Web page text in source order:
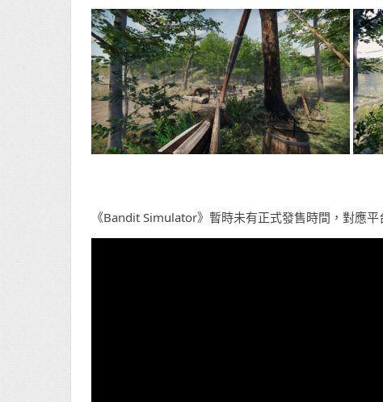
《Bandit Simulator》暫時未有正式發售時間，對應